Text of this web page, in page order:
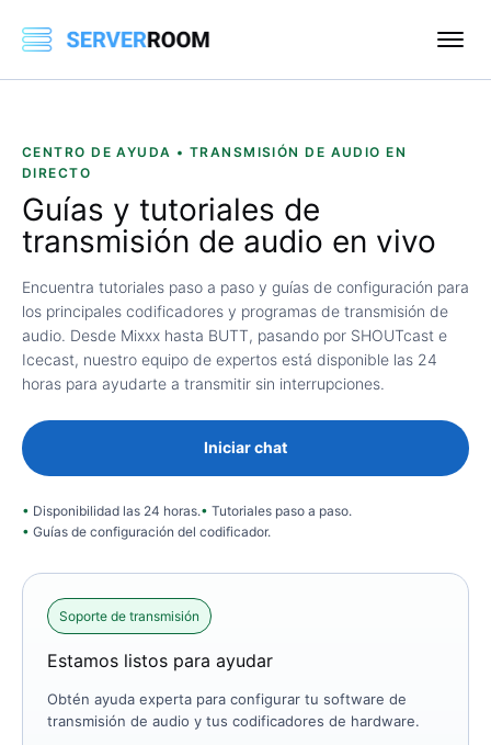
CENTRO DE AYUDA • TRANSMISIÓN DE AUDIO EN
DIRECTO
Guías y tutoriales de
transmisión de audio en vivo
Encuentra tutoriales paso a paso y guías de configuración para
los principales codificadores y programas de transmisión de
audio. Desde Mixxx hasta BUTT, pasando por SHOUTcast e
Icecast, nuestro equipo de expertos está disponible las 24
horas para ayudarte a transmitir sin interrupciones.
Iniciar chat
Disponibilidad las 24 horas.
Tutoriales paso a paso.
Guías de configuración del codificador.
Soporte de transmisión
Estamos listos para ayudar
Obtén ayuda experta para configurar tu software de
transmisión de audio y tus codificadores de hardware.